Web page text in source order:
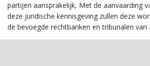
partijen aansprakelijk, Met de aanvaarding
deze juridische kennisgeving zullen deze
de bevoegde rechtbanken en tribunalen van